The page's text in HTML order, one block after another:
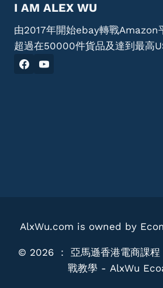
I AM ALEX WU
由2017年開始ebay轉戰Amazon
超過在50000件貨品及達到最高
AlxWu.com is owned by
© 2026 ： 亞馬遜香港電商課
戰教學 - AlxWu